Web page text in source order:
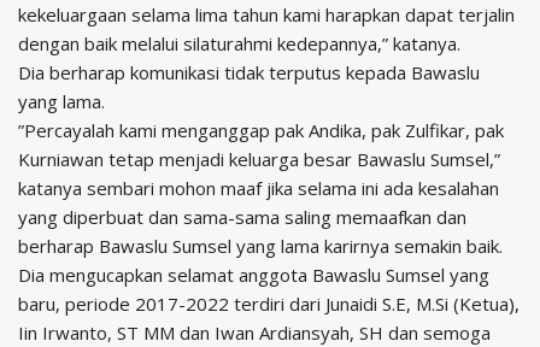
kekeluargaan selama lima tahun kami harapkan dapat terjalin
dengan baik melalui silaturahmi kedepannya,” katanya.
Dia berharap komunikasi tidak terputus kepada Bawaslu
yang lama.
”Percayalah kami menganggap pak Andika, pak Zulfikar, pak
Kurniawan tetap menjadi keluarga besar Bawaslu Sumsel,”
katanya sembari mohon maaf jika selama ini ada kesalahan
yang diperbuat dan sama-sama saling memaafkan dan
berharap Bawaslu Sumsel yang lama karirnya semakin baik.
Dia mengucapkan selamat anggota Bawaslu Sumsel yang
baru, periode 2017-2022 terdiri dari Junaidi S.E, M.Si (Ketua),
Iin Irwanto, ST MM dan Iwan Ardiansyah, SH dan semoga